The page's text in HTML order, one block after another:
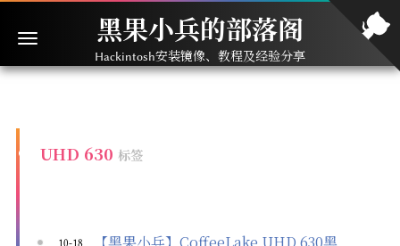
黑果小兵的部落阁
Hackintosh安装镜像、教程及经验分享
UHD 630 标签
【黑果小兵】CoffeeLake UHD 630黑
10-18